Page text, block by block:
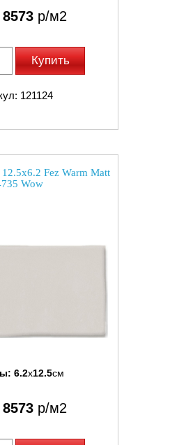
8573 р/м2
Купить
121124
12.5x6.2 Fez Warm Matt
Wow
6.2x12.5см
8573 р/м2